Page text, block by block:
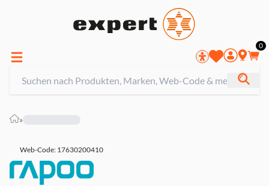
0
»
Web-Code: 17630200410